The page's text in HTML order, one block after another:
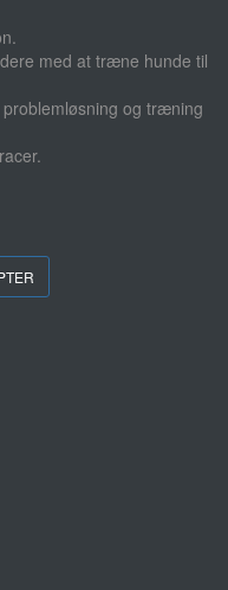
med at træne hunde til
og træning